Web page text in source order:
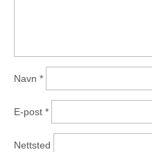
Navn *
E-post *
Nettsted